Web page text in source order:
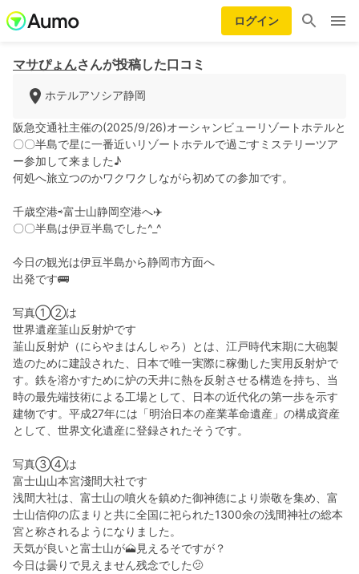
ログイン
マサぴょんさんが投稿した口コミ
ホテルアソシア静岡
阪急交通社主催の(2025/9/26)オーシャンビューリゾートホテルと
〇〇半島で星に一番近いリゾートホテルで過ごすミステリーツア
ー参加して来ました♪
何処へ旅立つのかワクワクしながら初めての参加です。
千歳空港⇨富士山静岡空港へ✈️
〇〇半島は伊豆半島でした^_^
今日の観光は伊豆半島から静岡市方面へ
出発です🚌
写真①②は
世界遺産韮山反射炉です
韮山反射炉（にらやまはんしゃろ）とは、江戸時代末期に大砲製
造のために建設された、日本で唯一実際に稼働した実用反射炉で
す。鉄を溶かすために炉の天井に熱を反射させる構造を持ち、当
時の最先端技術による工場として、日本の近代化の第一歩を示す
建物です。平成27年には「明治日本の産業革命遺産」の構成資産
として、世界文化遺産に登録されたそうです。
写真③④は
富士山山本宮淺間大社です
浅間大社は、富士山の噴火を鎮めた御神徳により崇敬を集め、富
士山信仰の広まりと共に全国に祀られた1300余の浅間神社の総本
宮と称されるようになりました。
天気が良いと富士山が🗻見えるそですが？
今日は曇りで見えません残念でした🫤